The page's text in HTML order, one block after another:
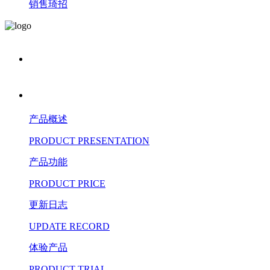
销售琦招
产品概述
PRODUCT PRESENTATION
产品功能
PRODUCT PRICE
更新日志
UPDATE RECORD
体验产品